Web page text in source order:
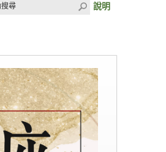
說明